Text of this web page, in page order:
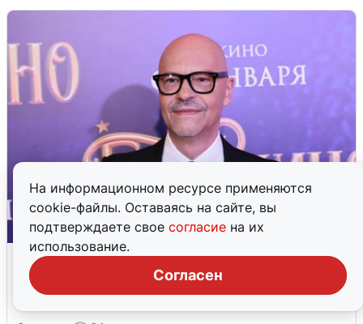
На информационном ресурсе применяются
cookie-файлы. Оставаясь на сайте, вы
подтверждаете свое согласие на их
использование.
Согласен
«Не просто слух»: Федору
Бондарчуку приписывают новый
роман — с кем